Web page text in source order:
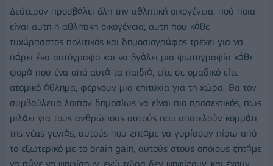
Δεύτερον προσβάλει όλη την αθλητική οικογένεια, πού ποια
είναι αυτή η αθλητική οικογένεια; αυτή που κάθε
τυχάρπαστος πολιτικός και δημοσιογράφος τρέχει για να
πάρει ένα αυτόγραφο και να βγάλει μια φωτογραφία κάθε
φορά που ένα από αυτά τα παιδιά, είτε σε ομαδικό είτε
ατομικό άθλημα, φέρνουν μια επιτυχία για τη χώρα. Θα τον
συμβούλευα λοιπόν δημοσίως να είναι πιο προσεκτικός, πώς
μιλάει για τους ανθρώπους αυτούς που αποτελούν κομμάτι
της νέας γενιάς, αυτούς που ζητάμε να γυρίσουν πίσω από
το εξωτερικό με το brain gain, αυτούς στους οποίους ζητάμε
να πάνε να ψηφίσουν, ενώ τώρα δεν ψηφίζουν, και έχουν